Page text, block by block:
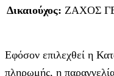
Δικαιούχος: ΖΑΧΟΣ
Εφόσον επιλεχθεί η
πληρωμής, η